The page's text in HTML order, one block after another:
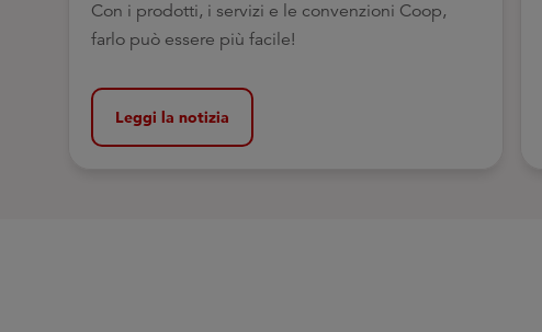
Con i prodotti, i servizi e le convenzioni Coop,
farlo può essere più facile!
Leggi la notizia